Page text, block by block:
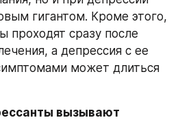
гигантом. Кроме этого,
проходят сразу после
а депрессия с ее
может длиться
вызывают